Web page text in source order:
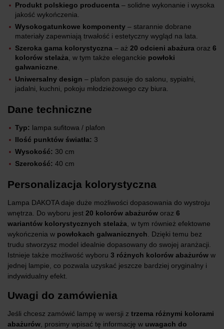
Produkt polskiego producenta – solidne wykonanie i wysoka
jakość wykończenia.
Wysokogatunkowe komponenty – starannie dobrane
materiały zapewniają trwałość i estetyczny wygląd na lata.
Szeroka gama kolorystyczna – aż 20 odcieni abażura oraz 6
kolorów stelaża , w tym także eleganckie powłoki
galwaniczne
Uniwersalny design – plafon pasuje do salonu, sypialni,
jadalni, kuchni, pokoju młodzieżowego czy biura.
Dane techniczne
Typ: lampa sufitowa / plafon
Ilość punktów światła: 3
Wysokość: 30 cm
Szerokość: 40 cm
Personalizacja kolorystyczna
Lampa DAKOTA daje duże możliwości dopasowania do wystroju
wnętrza. Do wyboru jest 20 kolorów abażurów oraz 6
wariantów kolorystycznych stelaża, w tym również efektowne
wykończenia w powłokach galwanicznych. Dzięki temu bez
trudu stworzysz model idealnie dopasowany do swojej aranżacji.
Istnieje także możliwość wyboru 3 różnych kolorów abażurów w
jednej lampie, co pozwala uzyskać jeszcze bardziej oryginalny i
indywidualny efekt.
Uwagi do zamówienia
Jeśli chcesz zamówić lampę w wersji z trzema różnymi kolorami
abażurów, prosimy wpisać tę informację w uwagach do